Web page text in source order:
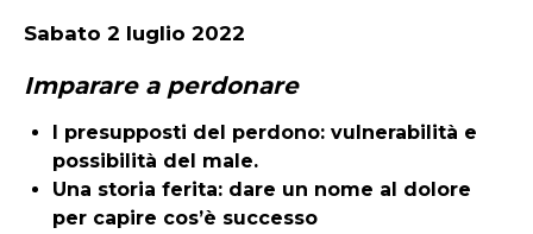
Sabato 2 luglio 2022
Imparare a perdonare
I presupposti del perdono: vulnerabilità e
possibilità del male.
Una storia ferita: dare un nome al dolore
per capire cos’è successo